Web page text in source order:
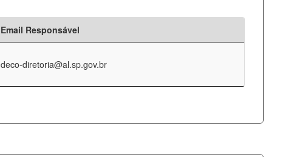
Email Responsável
deco-diretoria@al.sp.gov.br